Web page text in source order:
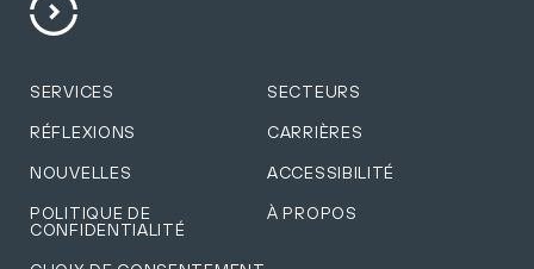
SERVICES SECTEURS
RÉFLEXIONS CARRIÈRES
NOUVELLES ACCESSIBILITÉ
POLITIQUE DE
CONFIDENTIALITÉ
À PROPOS